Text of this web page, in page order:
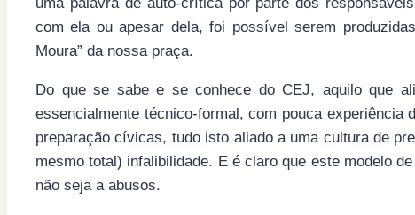
uma palavra de auto-crítica por parte dos
com ela ou apesar dela, foi possível serem
Moura” da nossa praça.
Do que se sabe e se conhece do CEJ, aquilo que
essencialmente técnico-formal, com pouca experiência
preparação cívicas, tudo isto aliado a uma cultura de
mesmo total) infalibilidade. E é claro que este modelo
não seja a abusos.